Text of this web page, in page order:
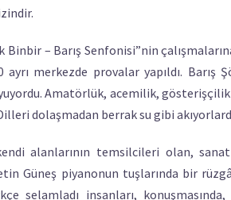
Binbir – Barış Senfonisi”nin
ayrı merkezde provalar yapıldı.
Amatörlük, acemilik,
dolaşmadan berrak su gibi
alanlarının temsilcileri olan,
Güneş piyanonun tuşlarında bir
selamladı insanları,